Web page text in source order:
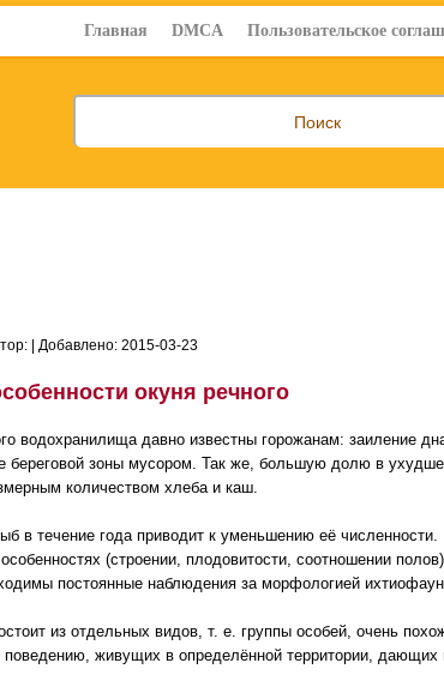
Главная DMCA Пользовательское
| Добавлено: 2015-03-23
окуня речного
водохранилища давно известны горожанам: заиление
береговой зоны мусором. Так же, большую долю в
количеством хлеба и каш.
в течение года приводит к уменьшению её
(строении, плодовитости, соотношении
постоянные наблюдения за морфологией
из отдельных видов, т. е. группы особей, очень
поведению, живущих в определённой территории, дающих